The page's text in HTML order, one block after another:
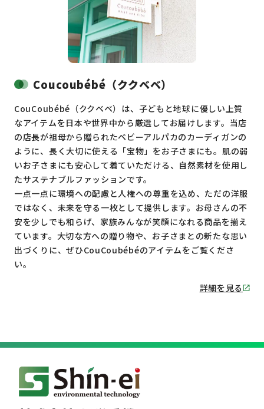
Coucoubébé（ククベベ）
CouCoubébé（ククベベ）は、子どもと地球に優しい上質
なアイテムを日本や世界中から厳選してお届けします。当店
の店長が祖母から贈られたベビーアルパカのカーディガンの
ように、長く大切に使える「宝物」をお子さまにも。肌の弱
いお子さまにも安心して着ていただける、自然素材を使用し
たサステナブルファッションです。
一点一点に環境への配慮と人権への尊重を込め、ただの洋服
ではなく、未来を守る一枚として提供します。お母さんの不
安を少しでも和らげ、家族みんなが笑顔になれる商品を揃え
ています。大切な方への贈り物や、お子さまとの新たな思い
出づくりに、ぜひCouCoubébéのアイテムをご覧くださ
い。
詳細を見る